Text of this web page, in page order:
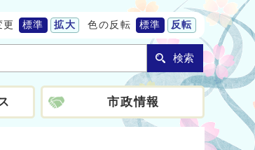
更 標準 拡大 色の反転 標準 反転
検索
市政情報